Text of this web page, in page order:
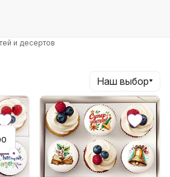
и десертов
Наш выбор